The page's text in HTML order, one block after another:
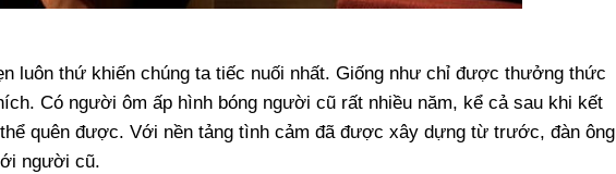
luôn thứ khiến chúng ta tiếc nuối nhất. Giống như chỉ được thưởng thức
Có người ôm ấp hình bóng người cũ rất nhiều năm, kể cả sau khi kết
quên được. Với nền tảng tình cảm đã được xây dựng từ trước, đàn ông
người cũ.